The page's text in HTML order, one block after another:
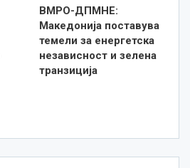
ВМРО-ДПМНЕ:
Македонија поставува
темели за енергетска
независност и зелена
транзиција